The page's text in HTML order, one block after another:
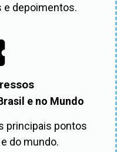
e depoimentos.
e no Mundo
principais pontos
do mundo.